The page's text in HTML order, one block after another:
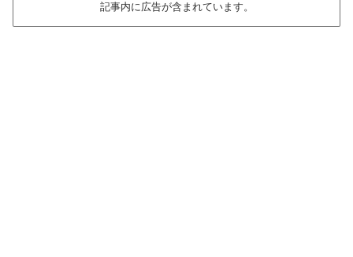
記事内に広告が含まれています。